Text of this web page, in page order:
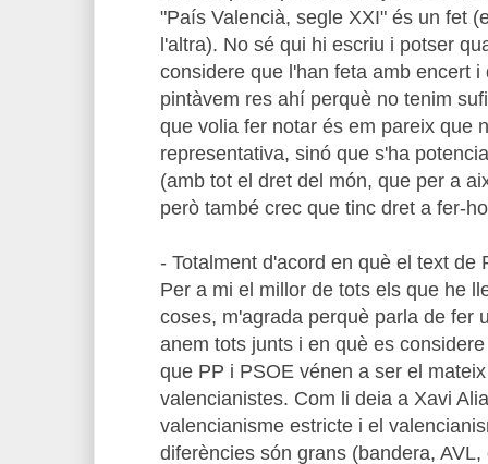
"País Valencià, segle XXI" és un fet
l'altra). No sé qui hi escriu i potser
considere que l'han feta amb encert
pintàvem res ahí perquè no tenim
que volia fer notar és em pareix que
representativa, sinó que s'ha
(amb tot el dret del món, que per a
però també crec que tinc dret a fer-
- Totalment d'acord en què el text de
Per a mi el millor de tots els que he
coses, m'agrada perquè parla de fer
anem tots junts i en què es
que PP i PSOE vénen a ser el
valencianistes. Com li deia a Xavi
valencianisme estricte i el
diferències són grans (bandera,